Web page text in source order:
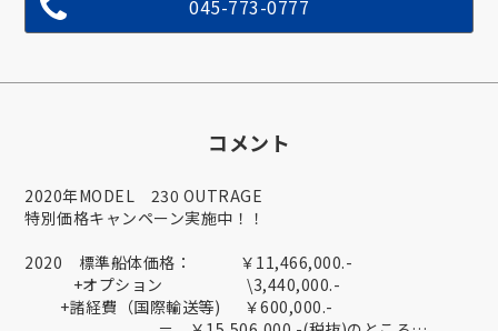
045-773-0777
コメント
2020年MODEL 230 OUTRAGE
特別価格キャンペーン実施中！！
2020 標準船体価格： ￥11,466,000.-
+オプション \3,440,000.-
+諸経費（国際輸送等) ￥600,000.-